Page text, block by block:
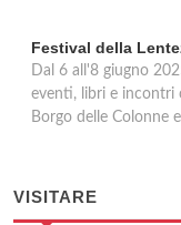
Festival della
Dal 6 all'8 giugno
eventi, libri e incontri
Borgo delle Colonne
VISITARE